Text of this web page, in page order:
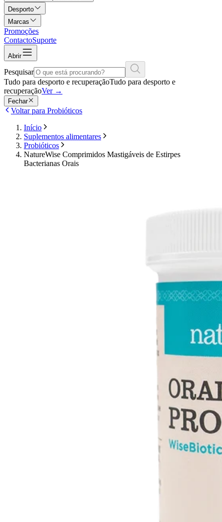
Desporto
Marcas
Promoções
ContactoSuporte
Abrir
Pesquisar
Tudo para desporto e recuperaçãoTudo para desporto e
recuperaçãoVer →
Fechar
Voltar para Probióticos
Início
Suplementos alimentares
Probióticos
NatureWise Comprimidos Mastigáveis de Estirpes
Bacterianas Orais